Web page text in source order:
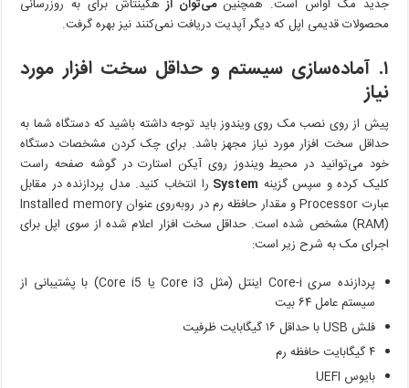
جدید مک اواس است. همچنینمی‌توان از هکینتاش برای به روزرسانی
محصولات قدیمی اپل که دیگر آپدیت دریافت نمی‌کنند نیز بهره گرفت.
۱. آماده‌سازی سیستم و حداقل سخت افزار مورد
نیاز
پیش از روی نصب مک روی ویندوز باید توجه داشته باشید که دستگاه شما به
حداقل سخت افزار مورد نیاز مجهز باشد. برای چک کردن مشخصات دستگاه
خود می‌توانید در محیط ویندوز روی آیکن استارت در گوشه صفحه راست
کلیک کرده و سپس گزینه System را انتخاب کنید. مدل پردازنده در مقابل
عبارت Processor و مقدار حافظه رم در روبه‌روی عنوان Installed memory
(RAM) مشخص شده است. حداقل سخت افزار اعلام شده از سوی اپل برای
اجرای مک به شرح زیر است:
پردازنده سری Core-i اینتل (مثل Core i3 یا Core i5) با پشتیبانی از
سیستم عامل ۶۴ بیت
فلش USB با حداقل ۱۶ گیگابایت ظرفیت
۴ گیگابایت حافظه رم
بایوس UEFI